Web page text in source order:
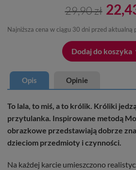
29,90 zł
Najniższa cena w ciągu 30 dni przed aktualną
Dodaj do koszyka
Opis Opinie
To lala, to miś, a to królik. Króliki
przytulanka. Inspirowane metodą
obrazkowe przedstawiają dobrze
dzieciom przedmioty i czynności.
Na każdej karcie umieszczono